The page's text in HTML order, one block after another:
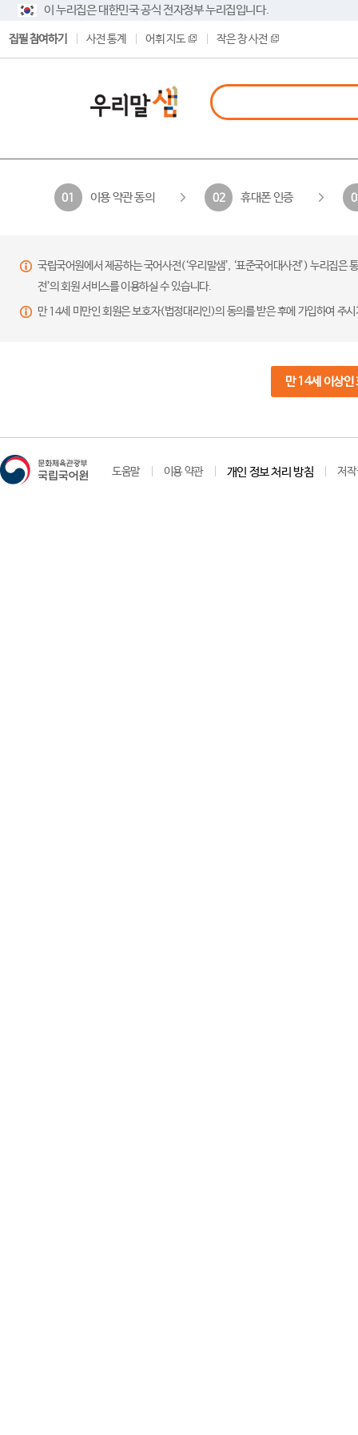
이 누리집은 대한민국 공식 전자정부 누리집입니다.
집필 참여하기 사전 통계 어휘 지도 작은 창 사전
01 이용 약관 동의 02 휴대폰 인증
국립국어원에서 제공하는 국어사전(‘우리말샘’, ‘표준국어대사전’) 누리집
전’의 회원 서비스를 이용하실 수 있습니다.
만 14세 미만인 회원은 보호자(법정대리인)의 동의를 받은 후에 가입하여 주
만 14세 이상인
도움말 이용 약관 개인 정보 처리 방침 저